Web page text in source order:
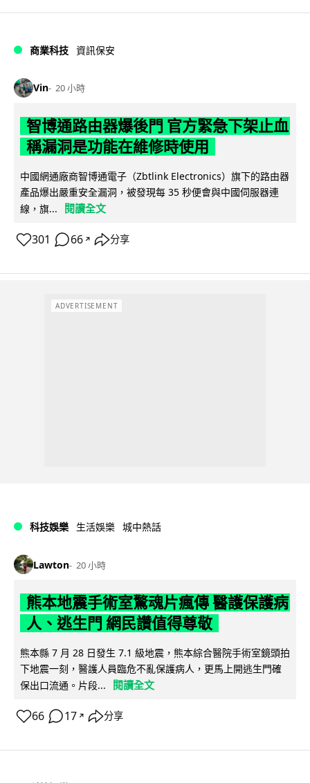
商業科技 資訊保安
Vin 20 小時
智博通路由器爆後門 官方緊急下架止血
稱漏洞是功能在維修時使用
中國網通廠商智博通電子（Zbtlink Electronics）旗下的路由器
產品爆出嚴重安全漏洞，被發現每 35 秒便會與中國伺服器連
線，旗...
閱讀全文
301 66 ↗ 分享
ADVERTISEMENT
科技娛樂 生活娛樂 城中熱話
Lawton 20 小時
熊本地震手術室驚魂片瘋傳 醫護保護病
人、逃生門 網民讚值得尊敬
熊本縣 7 月 28 日發生 7.1 級地震，熊本綜合醫院手術室鏡頭拍
下地震一刻，醫護人員臨危不亂保護病人，更馬上開逃生門確
保出口流通。片段...
閱讀全文
66 17 ↗ 分享